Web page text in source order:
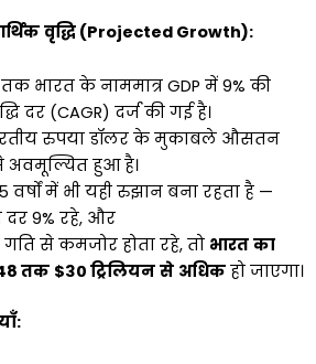
वृद्धि (Projected Growth):
भारत के नाममात्र GDP में 9% की
दर (CAGR) दर्ज की गई है।
रुपया डॉलर के मुकाबले औसतन
अवमूल्यित हुआ है।
में भी यही रुझान बना रहता है —
दर 9% रहे, और
से कमजोर होता रहे, तो भारत का
तक $30 ट्रिलियन से अधिकहो जाएगा।
: